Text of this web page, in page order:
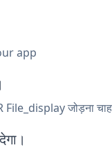
app
जोड़ना